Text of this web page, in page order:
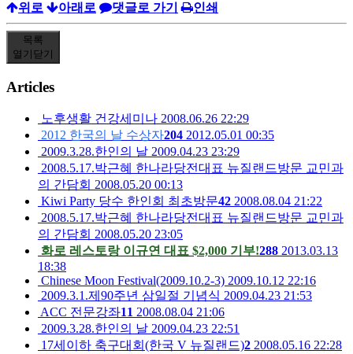
위로 아래로 댓글로 가기 인쇄
목록
열기 닫기
Articles
노후생활 건강세미나 2008.06.26 22:29
2012 한국의 날 수상자204 2012.05.01 00:35
2009.3.28.한인의 날 2009.04.23 23:29
2008.5.17.박근혜 한나라당전대표 뉴질랜드방문 교민과
의 간담회 2008.05.20 00:13
Kiwi Party 당수 한인회 최초방문42 2008.08.04 21:22
2008.5.17.박근혜 한나라당전대표 뉴질랜드방문 교민과
의 간담회 2008.05.20 23:05
화로 레스토랑 이규연 대표 $2,000 기부!288 2013.03.13
18:38
Chinese Moon Festival(2009.10.2-3) 2009.10.12 22:16
2009.3.1.제90주년 삼일절 기념식 2009.04.23 21:53
ACC 전문강좌11 2008.08.04 21:06
2009.3.28.한인의 날 2009.04.23 22:51
17세이하 축구대회(한국 V 뉴질랜드)2 2008.05.16 22:28